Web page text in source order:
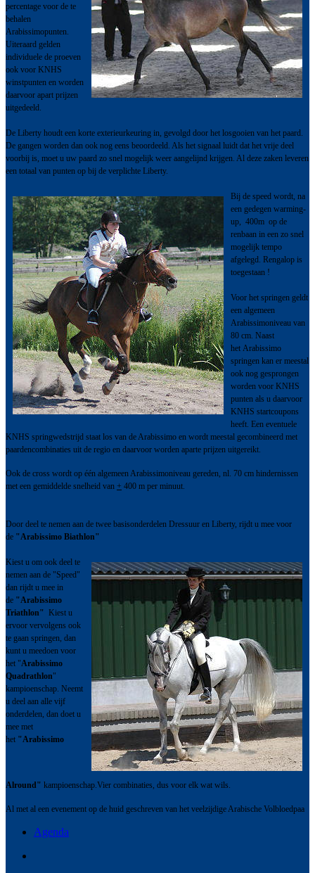
percentage voor de te
behalen
Arabissimopunten.
Uiteraard gelden
individuele de proeven
ook voor KNHS
winstpunten en worden
daarvoor apart prijzen
uitgedeeld.
De Liberty houdt een korte exterieurkeuring in, gevolgd door het losgooien van het paard.
De gangen worden dan ook nog eens beoordeeld. Als het signaal luidt dat het vrije deel
voorbij is, moet u uw paard zo snel mogelijk weer aangelijnd krijgen. Al deze zaken leveren
een totaal van punten op bij de verplichte Liberty.
Bij de speed wordt, na
een gedegen warming-
up, 400m op de
renbaan in een zo snel
mogelijk tempo
afgelegd. Rengalop is
toegestaan !
Voor het springen geldt
een algemeen
Arabissimoniveau van
80 cm. Naast
het Arabissimo
springen kan er meestal
ook nog gesprongen
worden voor KNHS
punten als u daarvoor
KNHS startcoupons
heeft. Een eventuele
KNHS springwedstrijd staat los van de Arabissimo en wordt meestal gecombineerd met
paardencombinaties uit de regio en daarvoor worden aparte prijzen uitgereikt.
Ook de cross wordt op één algemeen Arabissimoniveau gereden, nl. 70 cm hindernissen
met een gemiddelde snelheid van + 400 m per minuut.
Door deel te nemen aan de twee basisonderdelen Dressuur en Liberty, rijdt u mee voor
de "Arabissimo Biathlon"
Kiest u om ook deel te
nemen aan de "Speed"
dan rijdt u mee in
de "Arabissimo
Triathlon" Kiest u
ervoor vervolgens ook
te gaan springen, dan
kunt u meedoen voor
het "Arabissimo
Quadrathlon"
kampioenschap. Neemt
u deel aan alle vijf
onderdelen, dan doet u
mee met
het "Arabissimo
Alround" kampioenschap.Vier combinaties, dus voor elk wat wils.
Al met al een evenement op de huid geschreven van het veelzijdige Arabische Volbloedpaa
Agenda